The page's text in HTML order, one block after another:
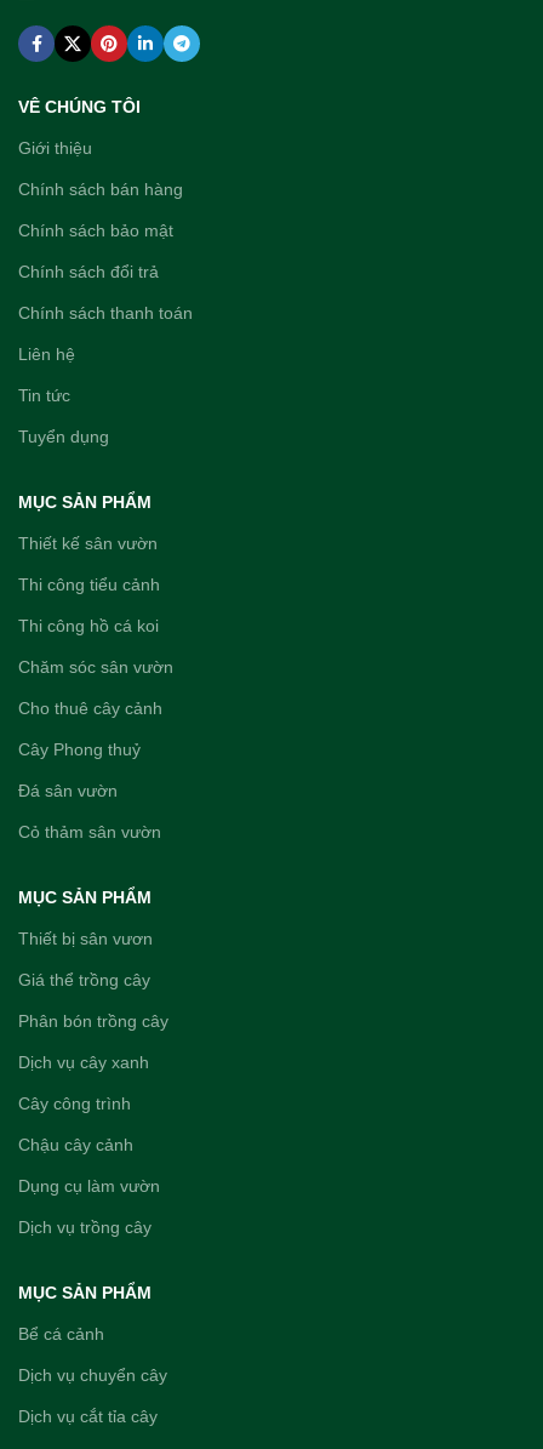
VÊ CHÚNG TÔI
Giới thiệu
Chính sách bán hàng
Chính sách bảo mật
Chính sách đổi trả
Chính sách thanh toán
Liên hệ
Tin tức
Tuyển dụng
MỤC SẢN PHẨM
Thiết kế sân vườn
Thi công tiểu cảnh
Thi công hồ cá koi
Chăm sóc sân vườn
Cho thuê cây cảnh
Cây Phong thuỷ
Đá sân vườn
Cỏ thảm sân vườn
MỤC SẢN PHẨM
Thiết bị sân vươn
Giá thể trồng cây
Phân bón trồng cây
Dịch vụ cây xanh
Cây công trình
Chậu cây cảnh
Dụng cụ làm vườn
Dịch vụ trồng cây
MỤC SẢN PHẨM
Bể cá cảnh
Dịch vụ chuyển cây
Dịch vụ cắt tỉa cây